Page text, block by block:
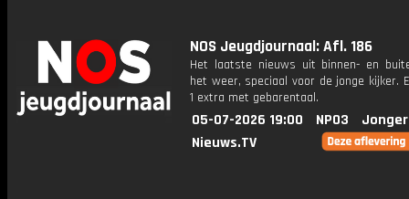
NOS Jeugdjournaal: Afl. 186
Het laatste nieuws uit binnen- en
het weer, speciaal voor de jonge kijker.
1 extra met gebarentaal.
05-07-2026 19:00 NPO3
Nieuws.TV